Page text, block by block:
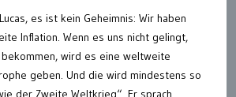
es ist kein Geheimnis: Wir haben
Inflation. Wenn es uns nicht gelingt,
wird es eine weltweite
geben. Und die wird mindestens so
der Zweite Weltkrieg“. Er sprach